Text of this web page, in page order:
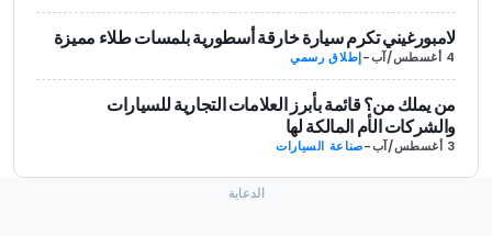
لامبورغيني تكرم سيارة خارقة أسطورية بلمسات طلاء مميزة
4 أغسطس/آب -إطلاق رسمي
من يملك من؟ قائمة بأبرز العلامات التجارية للسيارات
والشركات الأم المالكة لها
3 أغسطس/آب -صناعة السيارات